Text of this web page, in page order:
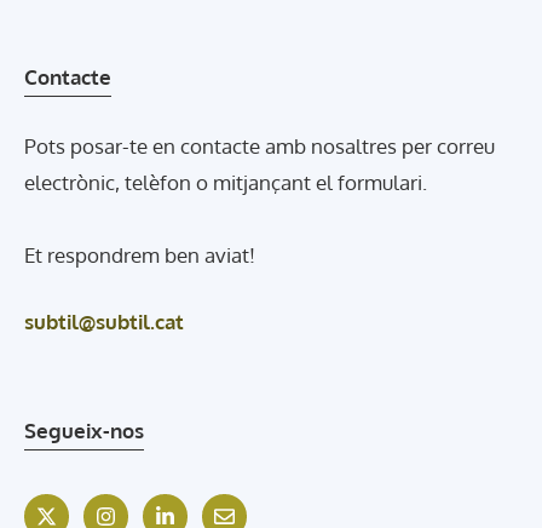
Contacte
Pots posar-te en contacte amb nosaltres per correu
electrònic, telèfon o mitjançant el formulari.
Et respondrem ben aviat!
subtil@subtil.cat
Segueix-nos